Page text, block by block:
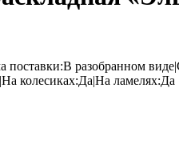
разобранном
колесиках:Да|На ламелях:Да